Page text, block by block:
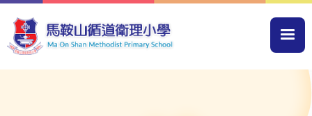
移至主內容